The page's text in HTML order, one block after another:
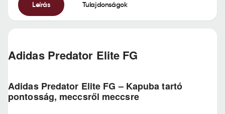
Leírás Tulajdonságok
Adidas Predator Elite FG
Adidas Predator Elite FG – Kapuba tartó
pontosság, meccsről meccsre